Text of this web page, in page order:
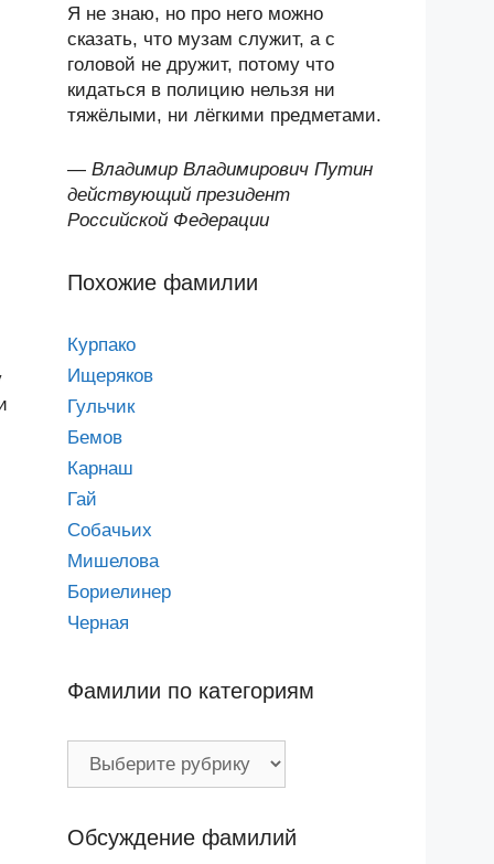
Я не знаю, но про него можно
сказать, что музам служит, а с
головой не дружит, потому что
кидаться в полицию нельзя ни
тяжёлыми, ни лёгкими предметами.
— Владимир Владимирович Путин
действующий президент
Российской Федерации
Похожие фамилии
Курпако
Ищеряков
Гульчик
Бемов
Карнаш
Гай
Собачьих
Мишелова
Бориелинер
Черная
Фамилии по категориям
Обсуждение фамилий